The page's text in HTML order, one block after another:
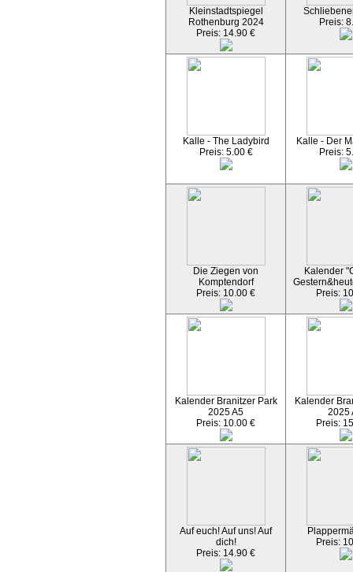
Kleinstadtspiegel
Rothenburg 2024
Preis: 14.90 €
Preis:
Kalle - The Ladybird
Preis: 5.00 €
Kalle - Der
Preis:
Die Ziegen von
Komptendorf
Preis: 10.00 €
Kalender
Preis:
Kalender Branitzer Park
2025 A5
Preis: 10.00 €
Kalender
2025
Preis:
Auf euch! Auf uns! Auf
dich!
Preis: 14.90 €
Preis: